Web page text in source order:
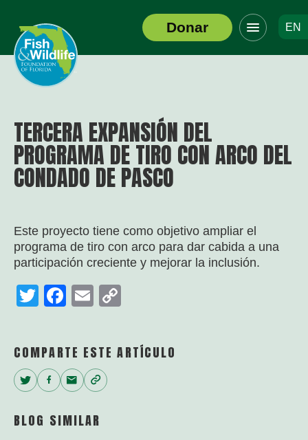
Logotipo
del
encabezado
Donar
Haga
clic
para
alternar
EN
TERCERA EXPANSIÓN DEL
PROGRAMA DE TIRO CON ARCO DEL
CONDADO DE PASCO
Este proyecto tiene como objetivo ampliar el
programa de tiro con arco para dar cabida a una
participación creciente y mejorar la inclusión.
TwitterFacebook
Email
COMPARTE ESTE ARTÍCULO
Twitter
Facebook
EmailCopy
BLOG SIMILAR